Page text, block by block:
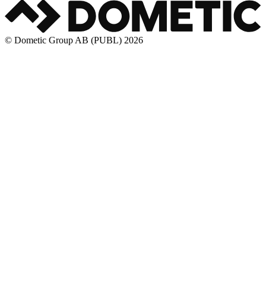
© Dometic Group AB (PUBL) 2026